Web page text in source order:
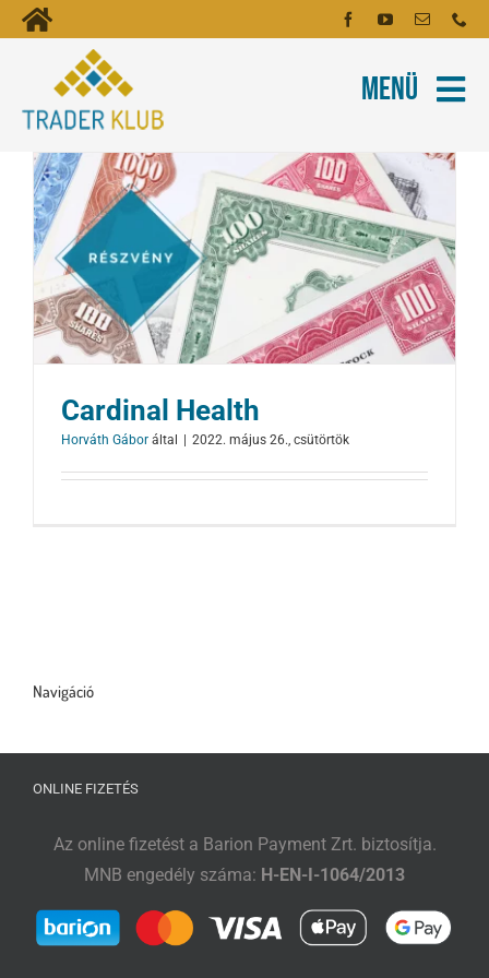
Kihagyás
Toggle
Navigation
Kezdőoldal
Fiókom
Hírlevél
Kapcsolat
Menü
Oktatóanyagok
Tartalmak
Képzés
Robotok
Cardinal Health
Horváth Gábor által 2022. május 26., csütörtök
Navigáció
ONLINE FIZETÉS
Az online fizetést a Barion Payment Zrt. biztosítja.
MNB engedély száma: H-EN-I-1064/2013